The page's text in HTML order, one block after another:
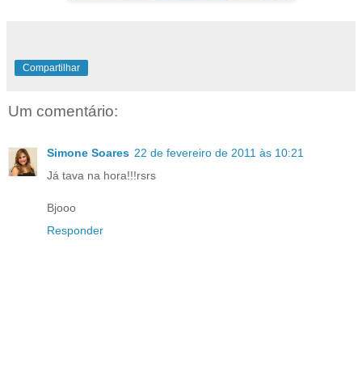
Compartilhar
Um comentário:
Simone Soares 22 de fevereiro de 2011 às 10:21
Já tava na hora!!!rsrs
Bjooo
Responder